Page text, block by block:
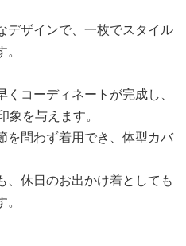
デザインで、一枚でスタイル
コーディネートが完成し、
を与えます。
を問わず着用でき、体型カバ
、休日のお出かけ着としても